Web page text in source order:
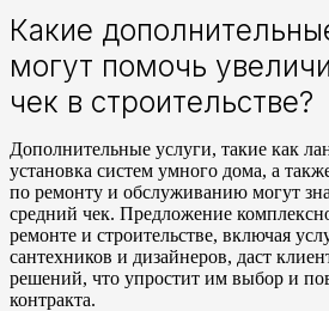
Какие
могут помочь
чек в строительстве?
Дополнительные услуги, такие как
установка систем умного дома, а
по ремонту и обслуживанию могут
средний чек. Предложение
ремонте и строительстве, включая
сантехников и дизайнеров, даст
решений, что упростит им выбор и
контракта.